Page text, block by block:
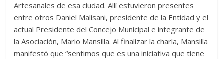
Artesanales de esa ciudad. Allí estuvieron presentes
entre otros Daniel Malisani, presidente de la Entidad y el
actual Presidente del Concejo Municipal e integrante de
la Asociación, Mario Mansilla. Al finalizar la charla, Mansilla
manifestó que “sentimos que es una iniciativa que tiene